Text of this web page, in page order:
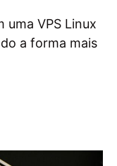
uma VPS Linux
a forma mais